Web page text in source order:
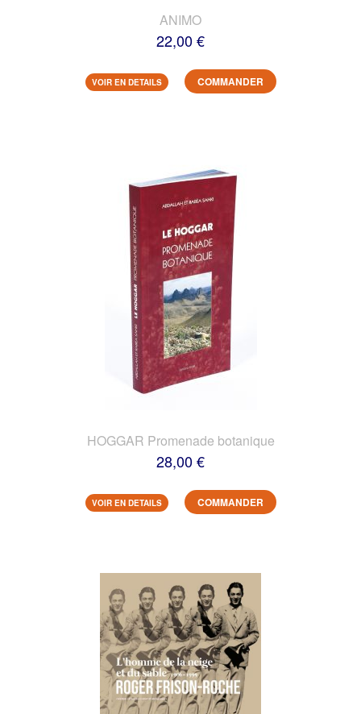
ANIMO
22,00 €
VOIR EN DETAILS COMMANDER
HOGGAR Promenade botanique
28,00 €
VOIR EN DETAILS COMMANDER